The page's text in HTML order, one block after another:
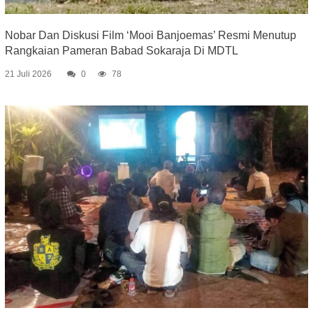
Nobar Dan Diskusi Film ‘Mooi Banjoemas’ Resmi Menutup
Rangkaian Pameran Babad Sokaraja Di MDTL
21 Juli 2026 0 78